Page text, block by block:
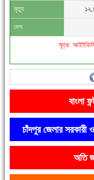
'বাংলা সাহিত্যানুরাগীরা তাঁর
দেশে রাস্তাঘাটসহ অনেক কিছুই
মৃত্যু
দেশ
সূত্র:
বাংলা
চাঁদপুর জেলার সরকারী
অতি